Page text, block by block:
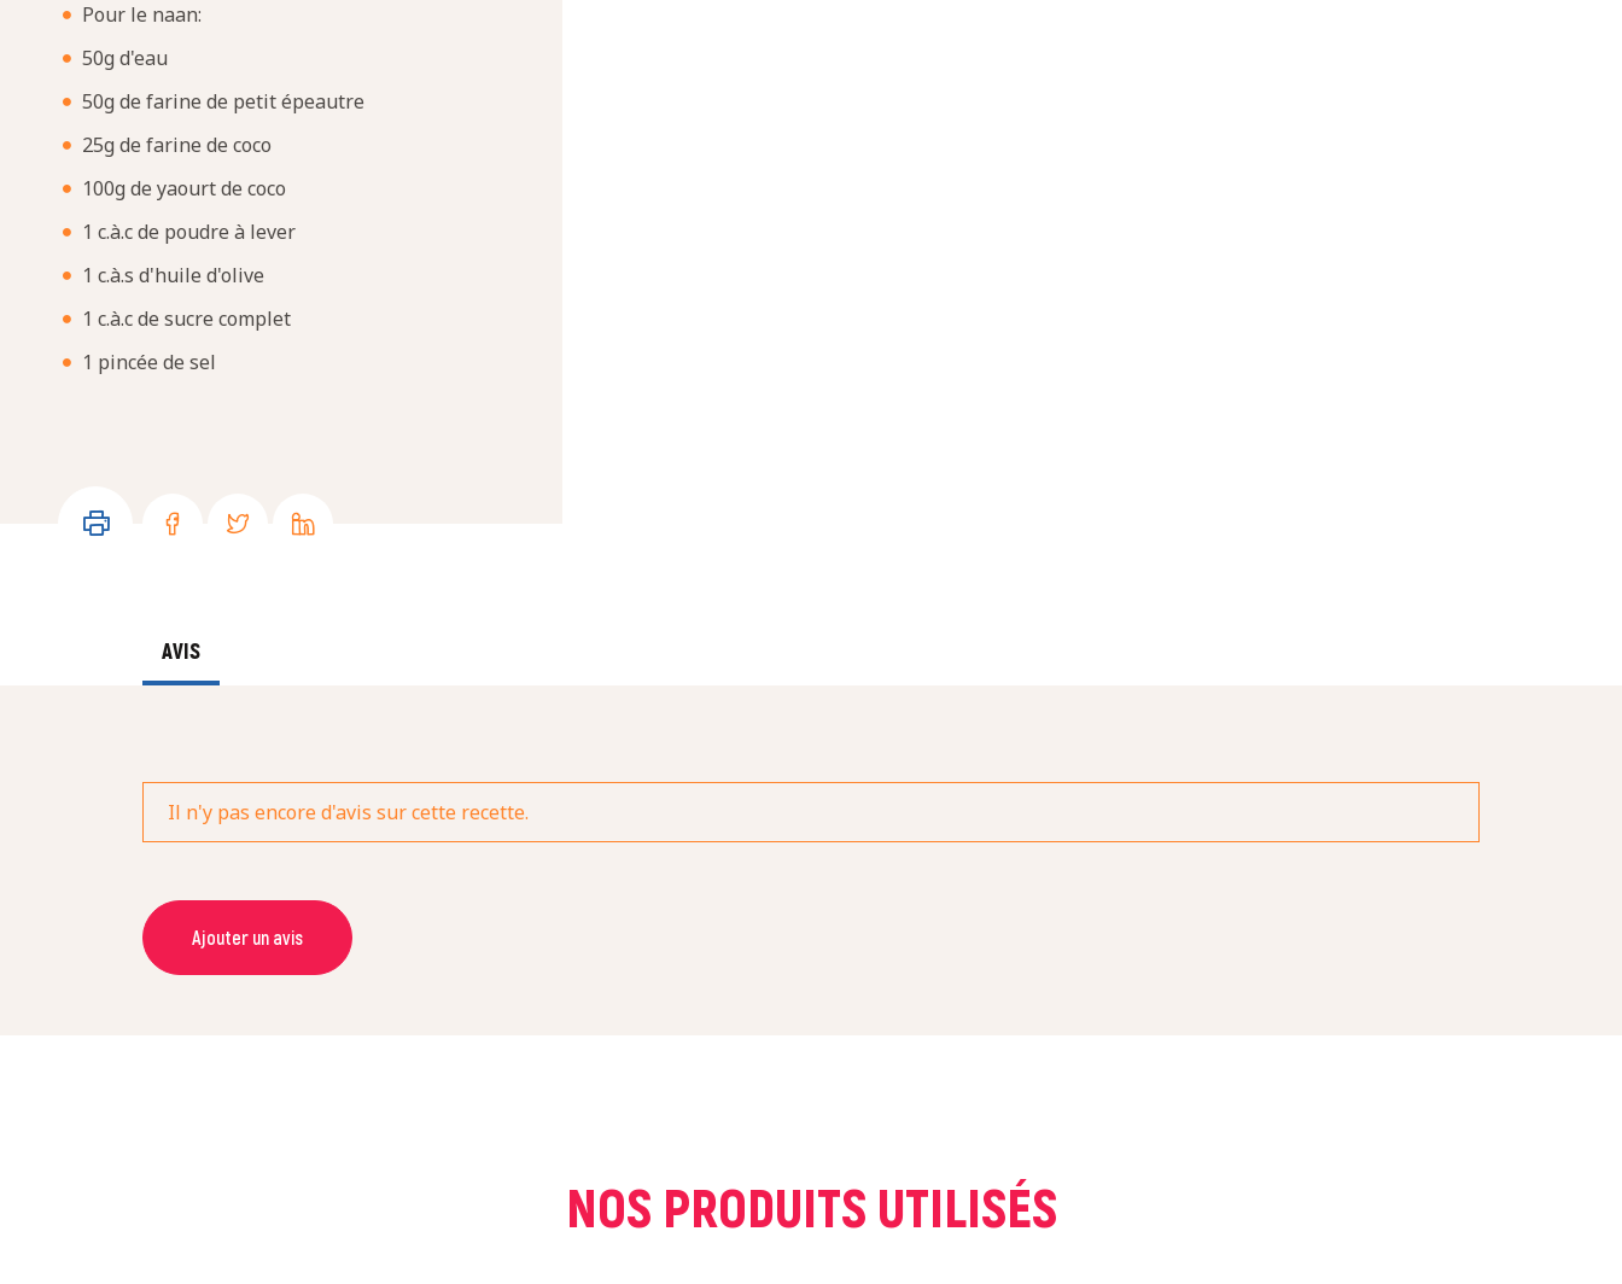
Pour le naan:
50g d'eau
50g de farine de petit épeautre
25g de farine de coco
100g de yaourt de coco
1 c.à.c de poudre à lever
1 c.à.s d'huile d'olive
1 c.à.c de sucre complet
1 pincée de sel
AVIS
Il n'y pas encore d'avis sur cette recette.
Ajouter un avis
NOM *
NOS PRODUITS UTILISÉS